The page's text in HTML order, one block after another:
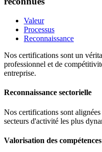
Valeur
Processus
Reconnaissance
Nos certifications sont un
professionnel et de
entreprise.
Reconnaissance sectorielle
Nos certifications sont alignées
secteurs d'activité les plus
Valorisation des compétences